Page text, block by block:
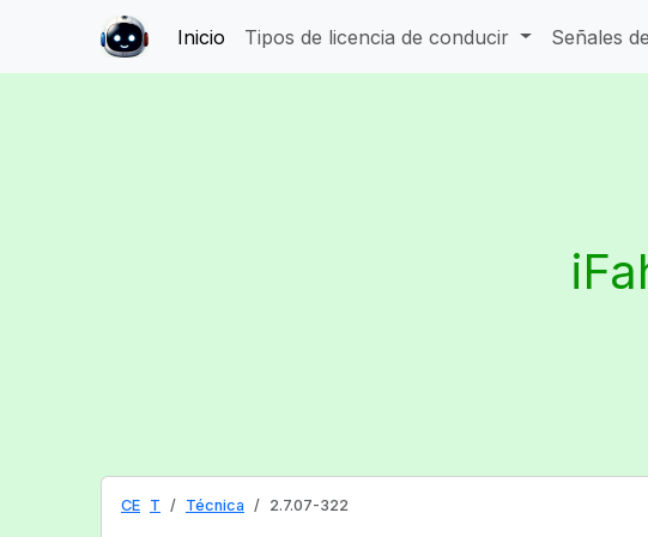
Inicio Tipos de licencia de conducir Señales
CE T Técnica 2.7.07-322